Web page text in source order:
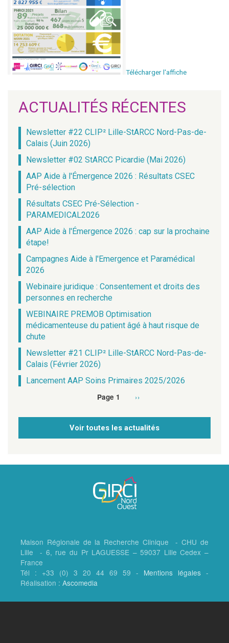
Télécharger l'affiche
ACTUALITÉS RÉCENTES
Newsletter #22 CLIP² Lille-StARCC Nord-Pas-de-
Calais (Juin 2026)
Newsletter #02 StARCC Picardie (Mai 2026)
AAP Aide à l'Émergence 2026 : Résultats CSEC
Pré-sélection
Résultats CSEC Pré-Sélection -
PARAMEDICAL2026
AAP Aide à l'Émergence 2026 : cap sur la prochaine
étape!
Campagnes Aide à l'Emergence et Paramédical
2026
Webinaire juridique : Consentement et droits des
personnes en recherche
WEBINAIRE PREMOB Optimisation
médicamenteuse du patient âgé à haut risque de
chute
Newsletter #21 CLIP² Lille-StARCC Nord-Pas-de-
Calais (Février 2026)
Lancement AAP Soins Primaires 2025/2026
Page 1
Page
››
Voir toutes les actualités
Maison Régionale de la Recherche Clinique - CHU de
Lille - 6, rue du Pr LAGUESSE – 59037 Lille Cedex –
France
Tél : +33 (0) 3 20 44 69 59 - Mentions légales -
Réalisation : Ascomedia